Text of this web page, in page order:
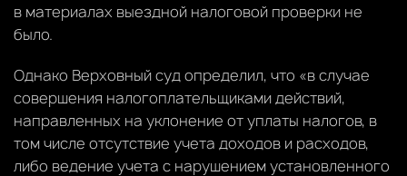
в материалах выездной налоговой проверки не
было.
Однако Верховный суд определил, что «в случае
совершения налогоплательщиками действий,
направленных на уклонение от уплаты налогов, в
том числе отсутствие учета доходов и расходов,
либо ведение учета с нарушением установленного